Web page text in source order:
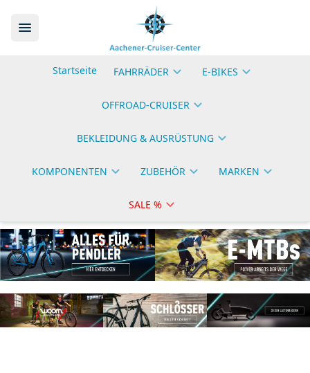
Startseite FAHRRÄDER E-BIKES
OFFROAD-CRUISER
BEKLEIDUNG & AUSRÜSTUNG
KOMPONENTEN ZUBEHÖR MARKEN
SALE %